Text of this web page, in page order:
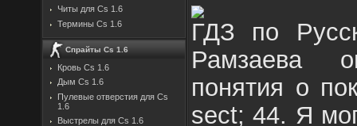
Читы для Cs 1.6
Термины Cs 1.6
Спрайты Cs 1.6
Кровь Cs 1.6
Дым Cs 1.6
Пулевые отверстия для Cs
1.6
Выстрелы для Cs 1.6
ГДЗ по
Рамзаева
понятия о
sect; 44. Я